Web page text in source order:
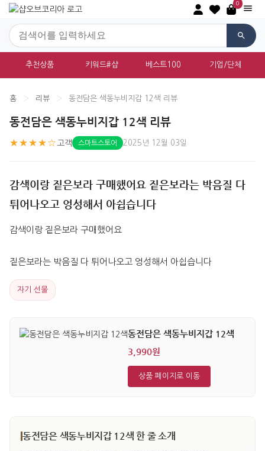
0
추천상품 키워드#샵 베스트100 기업/단체
홈 › 리뷰 › 동전담은 색동누비지갑 12색 리뷰
동전담은 색동누비지갑 12색 리뷰
★★★★☆ 고객 스마트스토어 2025년 12월 03일
감색이랑 짙은보라 구매했어요 짙은보라는 박음질 다
튀어나오고 엉성해서 아쉽습니다
감색이랑 짙은보라 구매했어요
짙은보라는 박음질 다 튀어나오고 엉성해서 아쉽습니다
자기 선물
동전담은 색동누비지갑 12색
3,990원
상품 페이지로 이동
동전담은 색동누비지갑 12색 한 줄 소개